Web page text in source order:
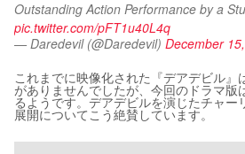
pic.twitter.com/pFT1u40L4q
— Daredevil (@Daredevil) December
これまでに映像化された『デアデビル』
がありませんでしたが、今回のドラマ版
るようです。デアデビルを演じたチャー
展開についてこう絶賛しています。